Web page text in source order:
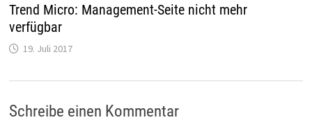
Trend Micro: Management-Seite nicht mehr
verfügbar
19. Juli 2017
Schreibe einen Kommentar